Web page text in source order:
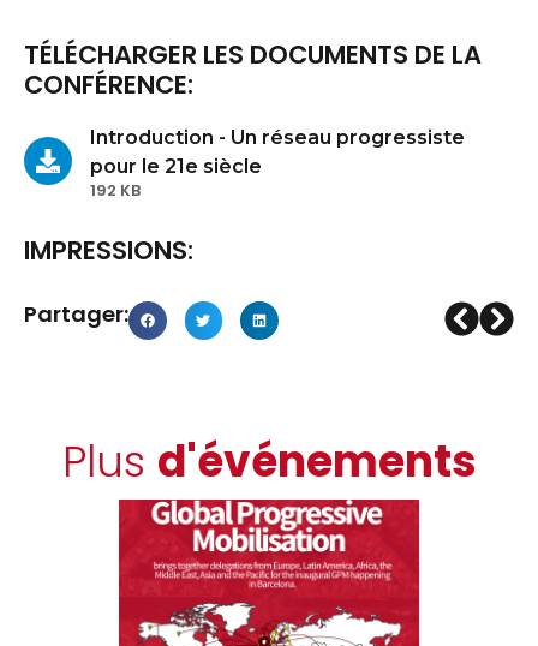
TÉLÉCHARGER LES DOCUMENTS DE LA
CONFÉRENCE:
Introduction - Un réseau progressiste
pour le 21e siècle
192 KB
IMPRESSIONS:
Partager:
Plus d'événements